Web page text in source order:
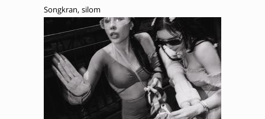
Songkran, silom